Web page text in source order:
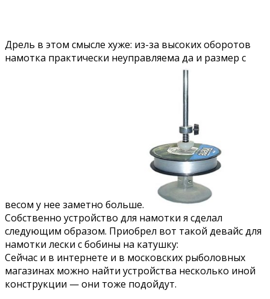
Дрель в этом смысле хуже: из-за высоких оборотов
намотка практически неуправляема да и размер с
весом у нее заметно больше.
Собственно устройство для намотки я сделал
следующим образом. Приобрел вот такой девайс для
намотки лески с бобины на катушку:
Сейчас и в интернете и в московских рыболовных
магазинах можно найти устройства несколько иной
конструкции — они тоже подойдут.